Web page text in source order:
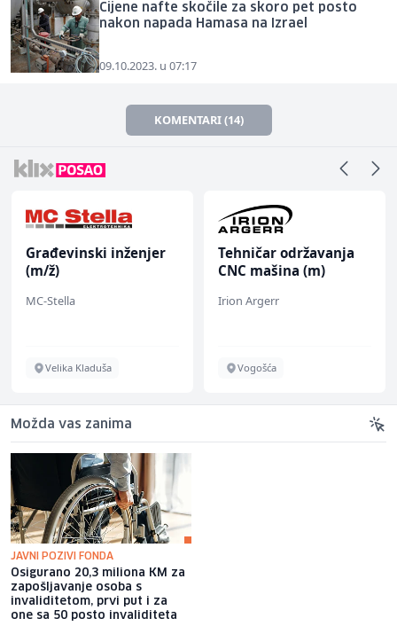
Cijene nafte skočile za skoro pet posto
nakon napada Hamasa na Izrael
09.10.2023. u 07:17
KOMENTARI (14)
Građevinski inženjer
(m/ž)
MC-Stella
Velika Kladuša
Tehničar održavanja
CNC mašina (m)
Irion Argerr
Vogošća
Možda vas zanima
JAVNI POZIVI FONDA
Osigurano 20,3 miliona KM za
zapošljavanje osoba s
invaliditetom, prvi put i za
one sa 50 posto invaliditeta